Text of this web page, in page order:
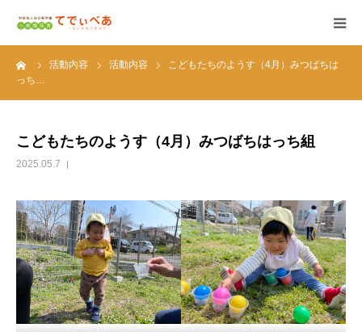
活動内容 活動内容
こどもたちのようす（4月）みつばちは
っち…
こどもたちのようす（4月）みつばちはっち組
2025.05.7
HOME
活動内容
採用情報
アクセス
園内紹介動画